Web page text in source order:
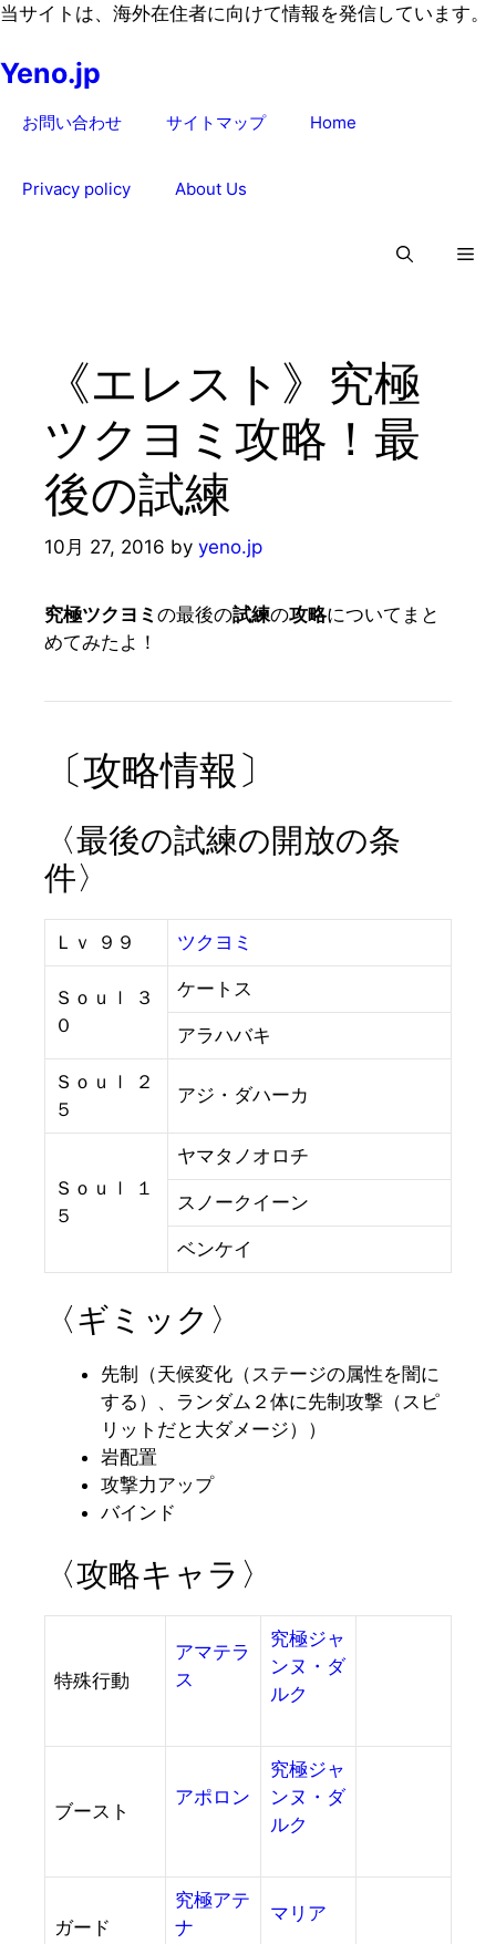
コ
テ
当サイトは、海外在住者に向けて情報を発信しています。
Yeno.jp
お問い合わせ サイトマップ Home
Privacy policy About Us
《エレスト》究極
ツクヨミ攻略！最
後の試練
10月 27, 2016 by yeno.jp
究極ツクヨミ の最後の試練の攻略についてまと
めてみたよ！
〔攻略情報〕
〈最後の試練の開放の条
件〉
Ｌｖ ９９ ツクヨミ
Ｓｏｕｌ ３
０
ケートス
アラハバキ
Ｓｏｕｌ ２
５
アジ・ダハーカ
Ｓｏｕｌ １
５
ヤマタノオロチ
スノークイーン
ベンケイ
〈ギミック〉
先制（天候変化（ステージの属性を闇に
する）、ランダム２体に先制攻撃（スピ
リットだと大ダメージ））
岩配置
攻撃力アップ
バインド
〈攻略キャラ〉
特殊行動
アマテラ
ス
究極ジャ
ンヌ・ダ
ルク
ブースト
アポロン
究極ジャ
ンヌ・ダ
ルク
ガード
究極アテ
ナ
マリア